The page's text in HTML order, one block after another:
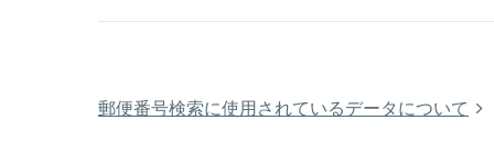
郵便番号検索に使用されているデータについて